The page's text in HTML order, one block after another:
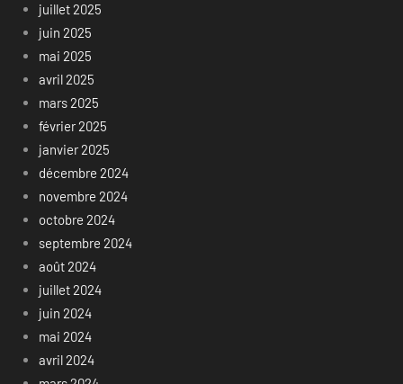
juillet 2025
juin 2025
mai 2025
avril 2025
mars 2025
février 2025
janvier 2025
décembre 2024
novembre 2024
octobre 2024
septembre 2024
août 2024
juillet 2024
juin 2024
mai 2024
avril 2024